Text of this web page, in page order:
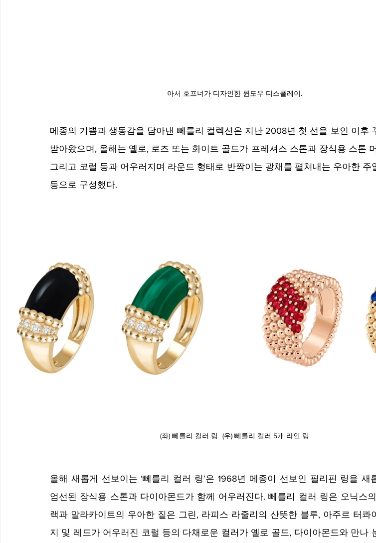
아서 호프너가 디자인한 윈도우 디스플레이.
메종의 기쁨과 생동감을 담아낸 뻬를리 컬렉션은 지난 2008년 첫 선을 보인 이후
받아왔으며, 올해는 옐로, 로즈 또는 화이트 골드가 프레셔스 스톤과 장식용 스톤
그리고 코럴 등과 어우러지며 라운드 형태로 반짝이는 광채를 펼쳐내는 우아한 주
등으로 구성했다.
(좌) 뻬를리 컬러 링 (우) 뻬를리 컬러 5개 라인 링
올해 새롭게 선보이는 ‘뻬를리 컬러 링’은 1968년 메종이 선보인 필리핀 링을 새
엄선된 장식용 스톤과 다이아몬드가 함께 어우러진다. 뻬를리 컬러 링은 오닉스
랙과 말라카이트의 우아한 짙은 그린, 라피스 라줄리의 산뜻한 블루, 아주르 터콰
지 및 레드가 어우러진 코럴 등의 다채로운 컬러가 옐로 골드, 다이아몬드와 만나